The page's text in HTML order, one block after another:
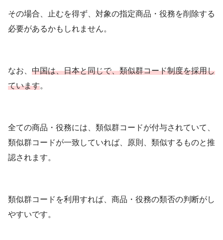
その場合、止むを得ず、対象の指定商品・役務を削除する
必要があるかもしれません。
なお、 中国は、日本と同じで、類似群コード制度を採用し
ています。
全ての商品・役務には、類似群コードが付与されていて、
類似群コードが一致していれば、原則、類似するものと推
認されます。
類似群コードを利用すれば、商品・役務の類否の判断がし
やすいです。